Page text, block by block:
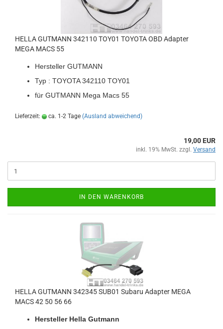
HELLA GUT­MANN 342110 TOY01 TO­YO­TA OBD Ad­ap­ter
MEGA MACS 55
Her­stel­ler GUT­MANN
Typ : TO­YO­TA 342110 TOY01
für GUT­MANN Mega Macs 55
Lieferzeit: ca. 1-2 Tage (Ausland abweichend)
19,00 EUR
inkl. 19% MwSt. zzgl. Versand
IN DEN WARENKORB
HELLA GUT­MANN 342345 SUB01 Sub­a­ru Ad­ap­ter MEGA
MACS 42 50 56 66
Her­stel­ler Hella Gut­mann